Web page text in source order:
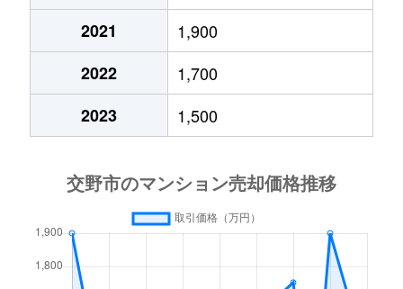
2021
1,900
2022
1,700
2023
1,500